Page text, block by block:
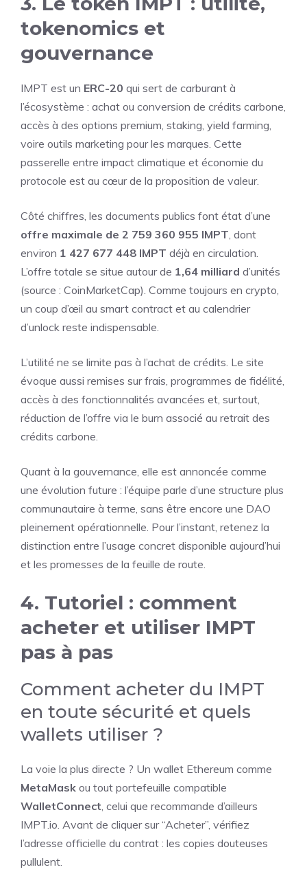
tokenomics et
gouvernance
IMPT est un ERC-20 qui sert de carburant à
l’écosystème : achat ou conversion de crédits carbone,
accès à des options premium, staking, yield farming,
voire outils marketing pour les marques. Cette
passerelle entre impact climatique et économie du
protocole est au cœur de la proposition de valeur.
Côté chiffres, les documents publics font état d’une
offre maximale de 2 759 360 955 IMPT, dont
environ 1 427 677 448 IMPT déjà en circulation.
L’offre totale se situe autour de 1,64 milliard d’unités
(source : CoinMarketCap). Comme toujours en crypto,
un coup d’œil au smart contract et au calendrier
d’unlock reste indispensable.
L’utilité ne se limite pas à l’achat de crédits. Le site
évoque aussi remises sur frais, programmes de fidélité,
accès à des fonctionnalités avancées et, surtout,
réduction de l’offre via le burn associé au retrait des
crédits carbone.
Quant à la gouvernance, elle est annoncée comme
une évolution future : l’équipe parle d’une structure plus
communautaire à terme, sans être encore une DAO
pleinement opérationnelle. Pour l’instant, retenez la
distinction entre l’usage concret disponible aujourd’hui
et les promesses de la feuille de route.
4. Tutoriel : comment
acheter et utiliser IMPT
pas à pas
Comment acheter du IMPT
en toute sécurité et quels
wallets utiliser ?
La voie la plus directe ? Un wallet Ethereum comme
MetaMask ou tout portefeuille compatible
WalletConnect, celui que recommande d’ailleurs
IMPT.io. Avant de cliquer sur “Acheter”, vérifiez
l’adresse officielle du contrat : les copies douteuses
pullulent.